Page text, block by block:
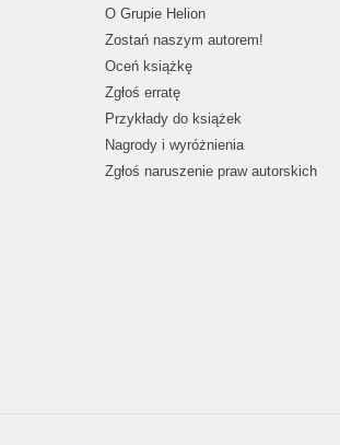
O Grupie Helion
Zostań naszym autorem!
Oceń książkę
Zgłoś erratę
Przykłady do książek
Nagrody i wyróżnienia
Zgłoś naruszenie praw autorskich